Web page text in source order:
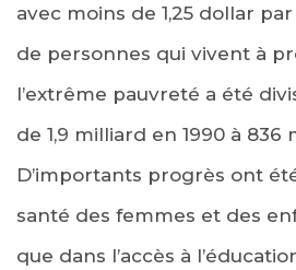
avec moins de 1,25 dollar
de personnes qui vivent à
l’extrême pauvreté a été
de 1,9 milliard en 1990 à 836
D’importants progrès ont
santé des femmes et des
que dans l’accès à